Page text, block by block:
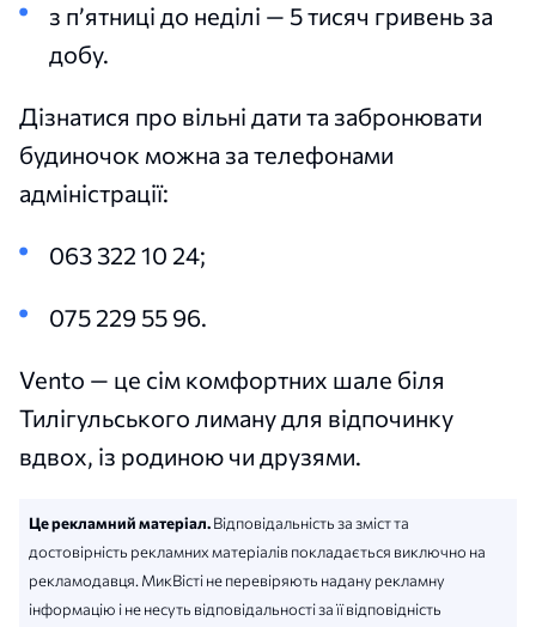
з п’ятниці до неділі — 5 тисяч гривень за
добу.
Дізнатися про вільні дати та забронювати
будиночок можна за телефонами
адміністрації:
063 322 10 24;
075 229 55 96.
Vento — це сім комфортних шале біля
Тилігульського лиману для відпочинку
вдвох, із родиною чи друзями.
Це рекламний матеріал.Відповідальність за зміст та
достовірність рекламних матеріалів покладається виключно на
рекламодавця. МикВісті не перевіряють надану рекламну
інформацію і не несуть відповідальності за її відповідність